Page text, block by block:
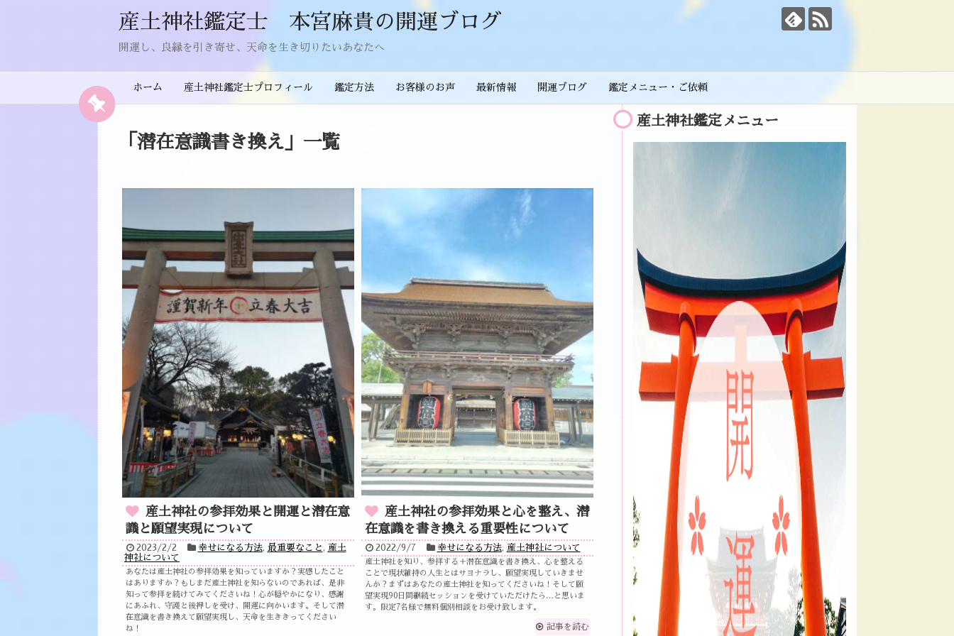
産土神社鑑定士 本宮麻貴の開運ブログ
開運し、良縁を引き寄せ、天命を生き切りたいあなたへ
ホーム 産土神社鑑定士プロフィール 鑑定方法 お客様のお声 最新情報 開運ブログ 鑑定メニュー・ご依頼
「 潜在意識書き換え 一覧
産土神社の参拝効果と開運と潜在意
識と願望実現について
2023/2/2 幸せになる方法, 最重要なこと , 産土
神社について
あなたは産土神社の参拝効果を知っていますか？実感したこと
はありますか？もしまだ産土神社を知らないのであれば、是非
知って参拝を続けてみてくださいね！心が穏やかになり、感謝
にあふれ、守護と後押しを受け、開運に向かいます。そして潜
在意識を書き換えて願望実現し、天命を生ききってください
ね！
産土神社の参拝効果と心を整え、潜
在意識を書き換える重要性について
2022/9/7 幸せになる方法, 産土神社について
産土神社を知り、参拝する＋潜在意識を書き換え、心を整える
ことで現状維持の人生とはサヨナラし、願望実現していきませ
んか？まずはあなたの産土神社を知ってくださいね！そして願
望実現90日間継続セッションを受けていただけたら…と思いま
す。限定7名様で無料個別相談をお受け致します。
記事を読む
産土神社鑑定メニュー